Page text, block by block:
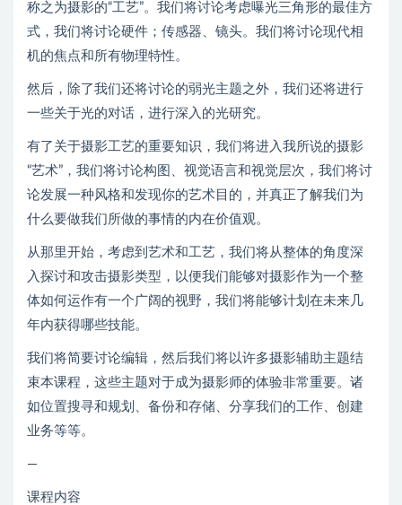
称之为摄影的“工艺”。我们将讨论考虑曝光三角形的最佳方
式，我们将讨论硬件；传感器、镜头。我们将讨论现代相
机的焦点和所有物理特性。
然后，除了我们还将讨论的弱光主题之外，我们还将进行
一些关于光的对话，进行深入的光研究。
有了关于摄影工艺的重要知识，我们将进入我所说的摄影
“艺术”，我们将讨论构图、视觉语言和视觉层次，我们将讨
论发展一种风格和发现你的艺术目的，并真正了解我们为
什么要做我们所做的事情的内在价值观。
从那里开始，考虑到艺术和工艺，我们将从整体的角度深
入探讨和攻击摄影类型，以便我们能够对摄影作为一个整
体如何运作有一个广阔的视野，我们将能够计划在未来几
年内获得哪些技能。
我们将简要讨论编辑，然后我们将以许多摄影辅助主题结
束本课程，这些主题对于成为摄影师的体验非常重要。诸
如位置搜寻和规划、备份和存储、分享我们的工作、创建
业务等等。
—
课程内容